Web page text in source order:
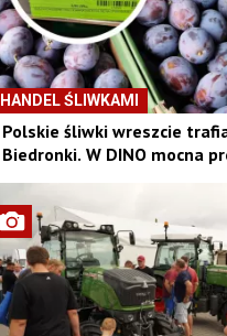
HANDEL ŚLIWKAMI
Polskie śliwki wreszcie
Biedronki. W DINO mocna